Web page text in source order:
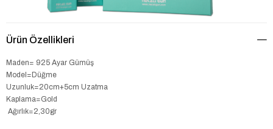
Ürün Özellikleri
Maden= 925 Ayar Gümüş
Model=Düğme
Uzunluk=20cm+5cm Uzatma
Kaplama=Gold
Ağırlık=2,30gr